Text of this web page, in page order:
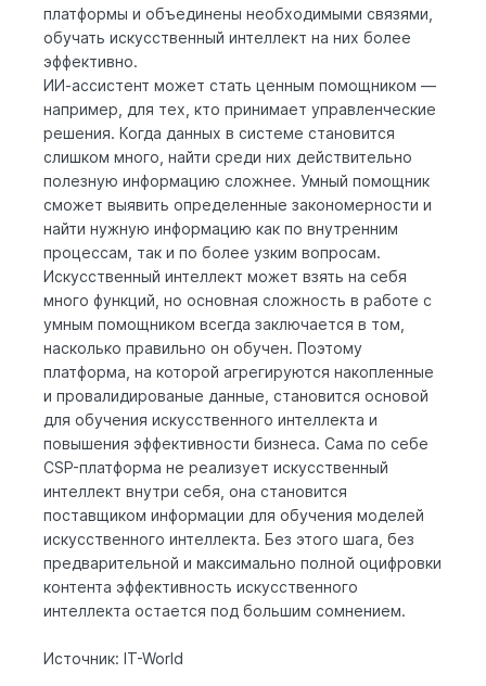
платформы и объединены необходимыми связями,
обучать искусственный интеллект на них более
эффективно.
ИИ-ассистент может стать ценным помощником —
например, для тех, кто принимает управленческие
решения. Когда данных в системе становится
слишком много, найти среди них действительно
полезную информацию сложнее. Умный помощник
сможет выявить определенные закономерности и
найти нужную информацию как по внутренним
процессам, так и по более узким вопросам.
Искусственный интеллект может взять на себя
много функций, но основная сложность в работе с
умным помощником всегда заключается в том,
насколько правильно он обучен. Поэтому
платформа, на которой агрегируются накопленные
и провалидированые данные, становится основой
для обучения искусственного интеллекта и
повышения эффективности бизнеса. Сама по себе
CSP-платформа не реализует искусственный
интеллект внутри себя, она становится
поставщиком информации для обучения моделей
искусственного интеллекта. Без этого шага, без
предварительной и максимально полной оцифровки
контента эффективность искусственного
интеллекта остается под большим сомнением.
Источник: IT-World